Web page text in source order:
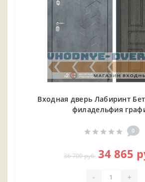
Входная дверь Лабиринт
филадельфия
0
36 700 руб. 34 865
- +